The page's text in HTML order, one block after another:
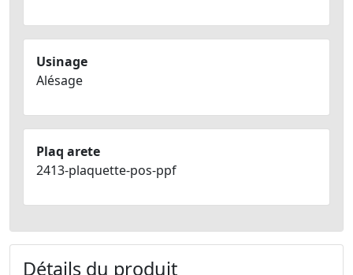
Usinage
Alésage
Plaq arete
2413-plaquette-pos-ppf
Détails du produit